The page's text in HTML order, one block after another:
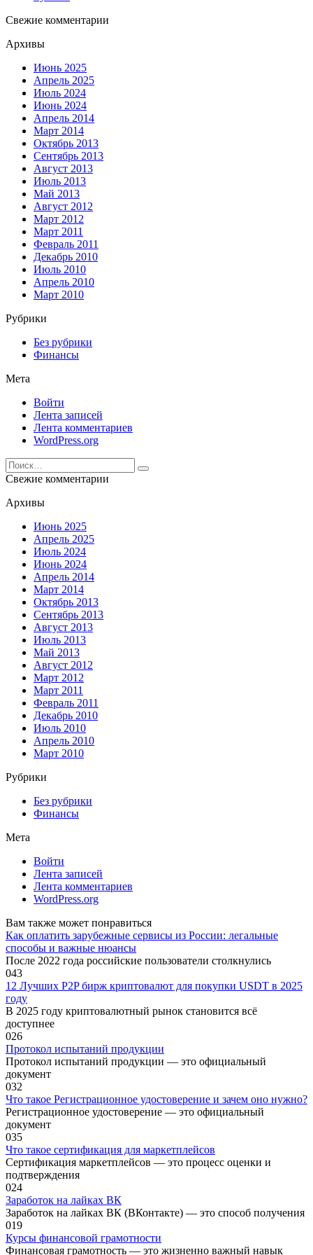
Свежие комментарии
Архивы
Июнь 2025
Апрель 2025
Июль 2024
Июнь 2024
Апрель 2014
Март 2014
Октябрь 2013
Сентябрь 2013
Август 2013
Июль 2013
Май 2013
Август 2012
Март 2012
Март 2011
Февраль 2011
Декабрь 2010
Июль 2010
Апрель 2010
Март 2010
Рубрики
Без рубрики
Финансы
Мета
Войти
Лента записей
Лента комментариев
WordPress.org
Search
for:
Свежие комментарии
Архивы
Июнь 2025
Апрель 2025
Июль 2024
Июнь 2024
Апрель 2014
Март 2014
Октябрь 2013
Сентябрь 2013
Август 2013
Июль 2013
Май 2013
Август 2012
Март 2012
Март 2011
Февраль 2011
Декабрь 2010
Июль 2010
Апрель 2010
Март 2010
Рубрики
Без рубрики
Финансы
Мета
Войти
Лента записей
Лента комментариев
WordPress.org
Вам также может понравиться
Как оплатить зарубежные сервисы из России: легальные
способы и важные нюансы
После 2022 года российские пользователи столкнулись
043
12 Лучших P2P бирж криптовалют для покупки USDT в 2025
году
В 2025 году криптовалютный рынок становится всё
доступнее
026
Протокол испытаний продукции
Протокол испытаний продукции — это официальный
документ
032
Что такое Регистрационное удостоверение и зачем оно нужно?
Регистрационное удостоверение — это официальный
документ
035
Что такое сертификация для маркетплейсов
Сертификация маркетплейсов — это процесс оценки и
подтверждения
024
Заработок на лайках ВК
Заработок на лайках ВК (ВКонтакте) — это способ получения
019
Курсы финансовой грамотности
Финансовая грамотность — это жизненно важный навык